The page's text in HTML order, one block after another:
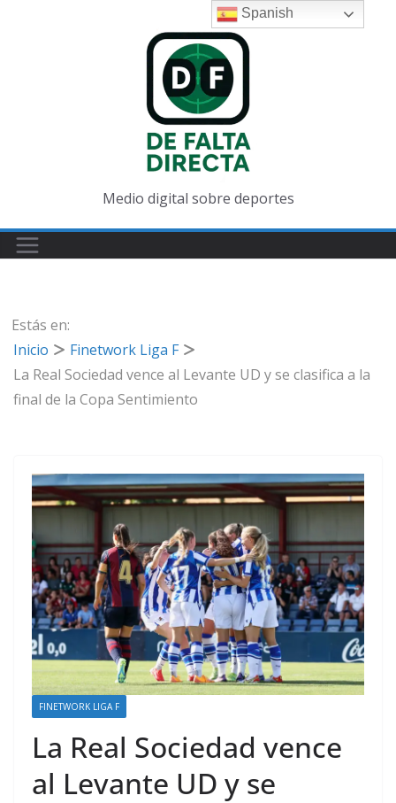
Medio digital sobre deportes
Estás en:
Inicio
Finetwork Liga F
La Real Sociedad vence al Levante UD y se clasifica a la
final de la Copa Sentimiento
FINETWORK LIGA F
La Real Sociedad vence
al Levante UD y se
Spanish